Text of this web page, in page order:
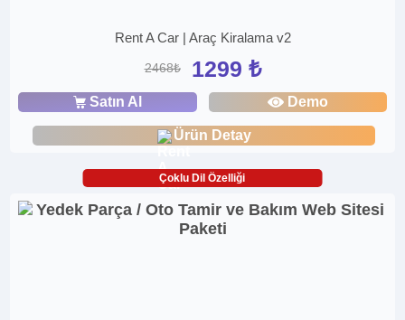
Rent A Car | Araç Kiralama v2
2468₺ 1299 ₺
Satın Al Demo
Ürün Detay
Çoklu Dil Özelliği